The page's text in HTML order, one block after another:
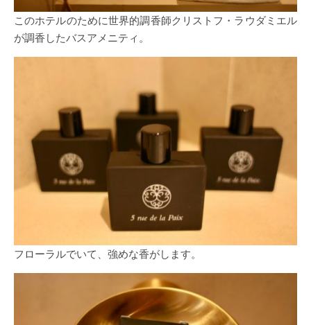
このホテルのために世界的調香師クリストフ・ラウダミエル
が調香したバスアメニティ。
フローラルでいて、強めな香がします。